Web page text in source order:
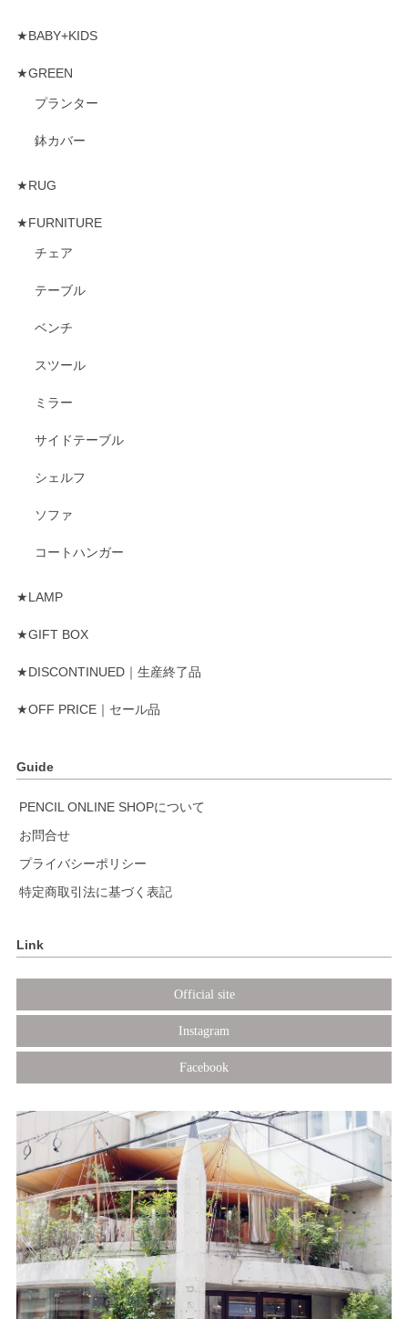
★BABY+KIDS
★GREEN
プランター
鉢カバー
★RUG
★FURNITURE
チェア
テーブル
ベンチ
スツール
ミラー
サイドテーブル
シェルフ
ソファ
コートハンガー
★LAMP
★GIFT BOX
★DISCONTINUED｜生産終了品
★OFF PRICE｜セール品
Guide
PENCIL ONLINE SHOPについて
お問合せ
プライバシーポリシー
特定商取引法に基づく表記
Link
Official site
Instagram
Facebook